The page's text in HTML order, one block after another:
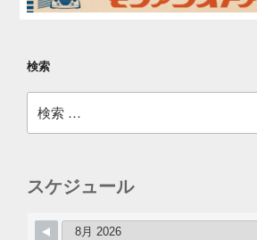
検索
索:
スケジュール